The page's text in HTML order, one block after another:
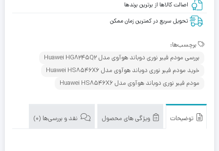
اصالت کالاها از برترین برندها
تحویل سریع در کمترین زمان ممکن
برچسب‌ها:
بررسی مودم فیبر نوری دوباند هوآوی مدل Huawei HG8245Q2
خرید مودم فیبر نوری دوباند هوآوی مدل Huawei HS8546X6
مودم فیبر نوری دوباند هوآوی مدل Huawei HS8546X6
توضیحات ویژگی های محصول نقد و بررسی‌ها (0)